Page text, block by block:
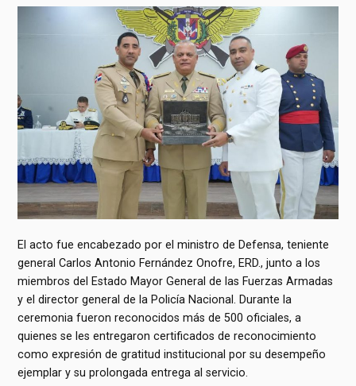
El acto fue encabezado por el ministro de Defensa, teniente
general Carlos Antonio Fernández Onofre, ERD., junto a los
miembros del Estado Mayor General de las Fuerzas Armadas
y el director general de la Policía Nacional. Durante la
ceremonia fueron reconocidos más de 500 oficiales, a
quienes se les entregaron certificados de reconocimiento
como expresión de gratitud institucional por su desempeño
ejemplar y su prolongada entrega al servicio.